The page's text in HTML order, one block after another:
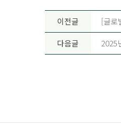
이전글 [글로
다음글 2025